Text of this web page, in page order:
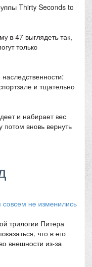
Thirty Seconds to
в 47 выглядеть так,
только
и тщательно
и набирает вес
вновь вернуть
трилогии Питера
что в его
внешности из-за